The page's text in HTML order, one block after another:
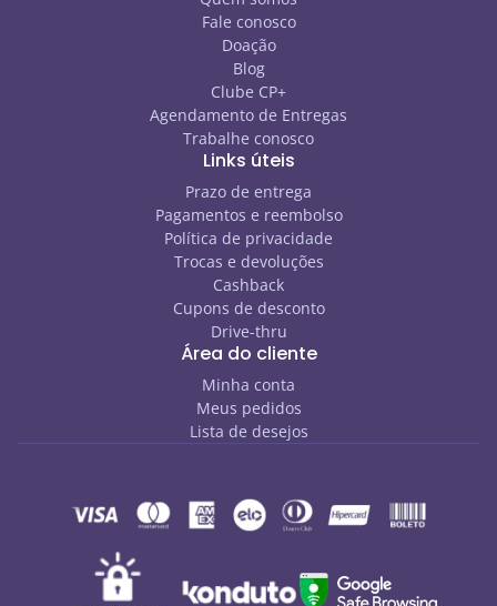
Fale conosco
Doação
Blog
Clube CP+
Agendamento de Entregas
Trabalhe conosco
Links úteis
Prazo de entrega
Pagamentos e reembolso
Política de privacidade
Trocas e devoluções
Cashback
Cupons de desconto
Drive-thru
Área do cliente
Minha conta
Meus pedidos
Lista de desejos